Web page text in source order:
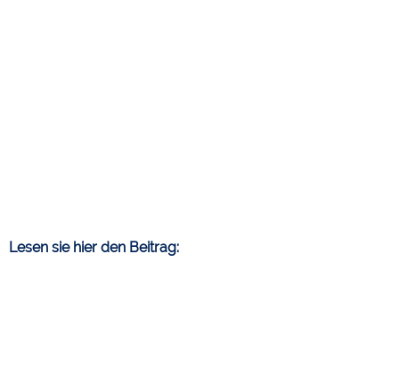
Lesen sie hier den Beitrag: